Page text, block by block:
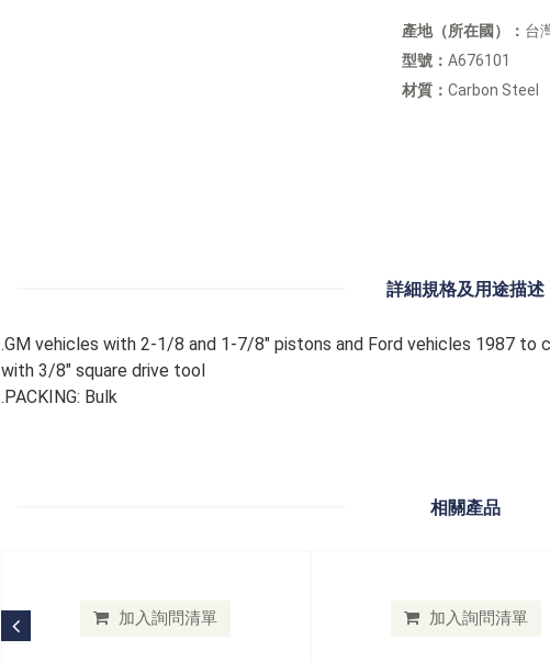
產地（所在國）： 台
型號：A676101
材質：Carbon Steel
詳細規格及用途描述
.GM vehicles with 2-1/8 and 1-7/8" pistons and Ford vehicles 1987 to
with 3/8" square drive tool
.PACKING: Bulk
相關產品
加入詢問清單 加入詢問清單